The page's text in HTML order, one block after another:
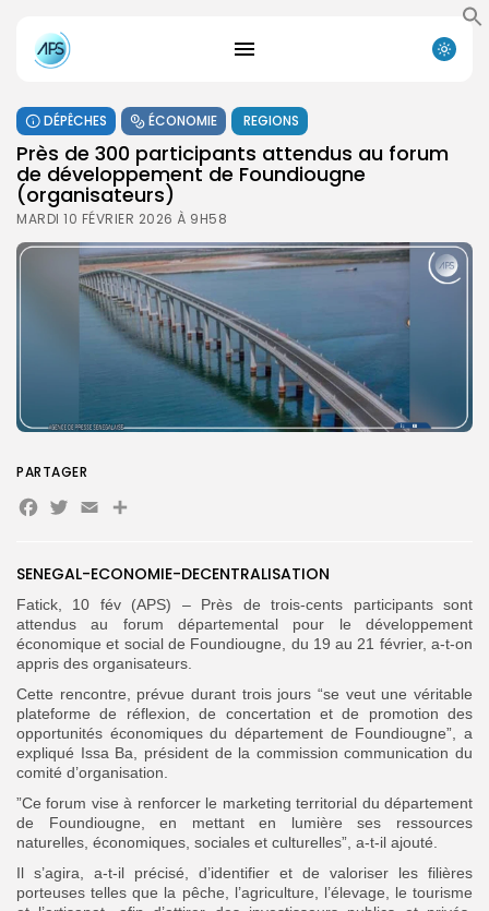
FR
DÉPÊCHES ÉCONOMIE REGIONS
Près de 300 participants attendus au forum
de développement de Foundiougne
(organisateurs)
MARDI 10 FÉVRIER 2026 À 9H58
SENEGAL-ECONOMIE-DECENTRALISATION
Fatick, 10 fév (APS) – Près de trois-cents participants sont
attendus au forum départemental pour le développement
économique et social de Foundiougne, du 19 au 21 février, a-t-on
appris des organisateurs.
Cette rencontre, prévue durant trois jours “se veut une véritable
plateforme de réflexion, de concertation et de promotion des
opportunités économiques du département de Foundiougne”, a
expliqué Issa Ba, président de la commission communication du
comité d’organisation.
”Ce forum vise à renforcer le marketing territorial du département
de Foundiougne, en mettant en lumière ses ressources
naturelles, économiques, sociales et culturelles”, a-t-il ajouté.
Il s’agira, a-t-il précisé, d’identifier et de valoriser les filières
porteuses telles que la pêche, l’agriculture, l’élevage, le tourisme
PARTAGER
Facebook
Twitter
EmailPartager